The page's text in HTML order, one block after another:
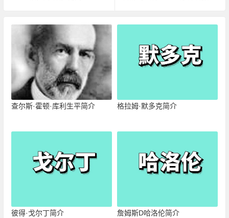
查尔斯·霍顿·库利生平简介 格拉姆·默多克简介
彼得·戈尔丁简介 詹姆斯D哈洛伦简介